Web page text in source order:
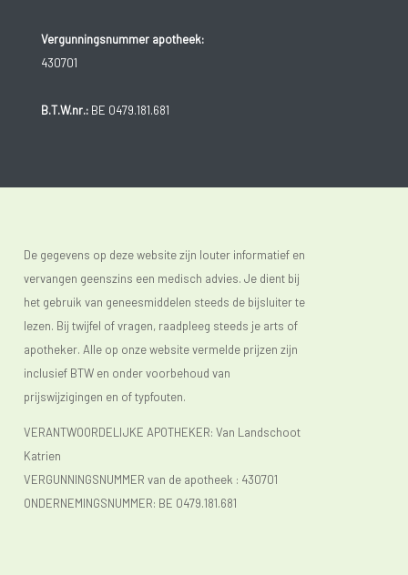
Vergunningsnummer apotheek:
430701
B.T.W.nr.:BE 0479.181.681
De gegevens op deze website zijn louter informatief en
vervangen geenszins een medisch advies. Je dient bij
het gebruik van geneesmiddelen steeds de bijsluiter te
lezen. Bij twijfel of vragen, raadpleeg steeds je arts of
apotheker. Alle op onze website vermelde prijzen zijn
inclusief BTW en onder voorbehoud van
prijswijzigingen en of typfouten.
VERANTWOORDELIJKE APOTHEKER: Van Landschoot
Katrien
VERGUNNINGSNUMMER van de apotheek : 430701
ONDERNEMINGSNUMMER: BE 0479.181.681